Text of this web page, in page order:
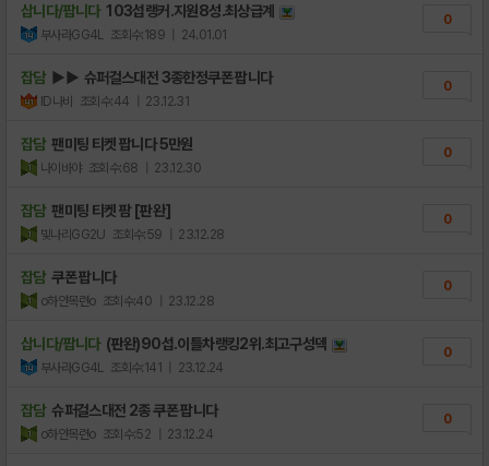
삽니다/팝니다 103섭랭커.지원8성.최상급계
부사라GG4L 조회수:189 | 24.01.01
0
잡담 ▶▶ 슈퍼걸스대전 3종한정쿠폰 팝니다
ID나비 조회수:44 | 23.12.31
0
잡담 팬미팅 티켓 팝니다 5만원
나이바야 조회수:68 | 23.12.30
0
잡담 팬미팅 티켓 팜 [판완]
빛나리GG2U 조회수:59 | 23.12.28
0
잡담 쿠폰 팝니다
o하얀목련o 조회수:40 | 23.12.28
0
삽니다/팝니다 (판완)90섭.이틀차랭킹2위.최고구성덱
부사라GG4L 조회수:141 | 23.12.24
0
잡담 슈퍼걸스대전 2종 쿠폰 팝니다
o하얀목련o 조회수:52 | 23.12.24
0